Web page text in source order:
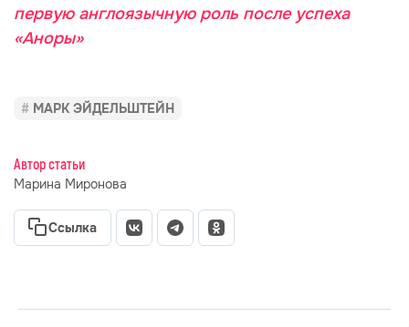
первую англоязычную роль после успеха
«Аноры»
МАРК ЭЙДЕЛЬШТЕЙН
Автор статьи
Марина Миронова
Ссылка